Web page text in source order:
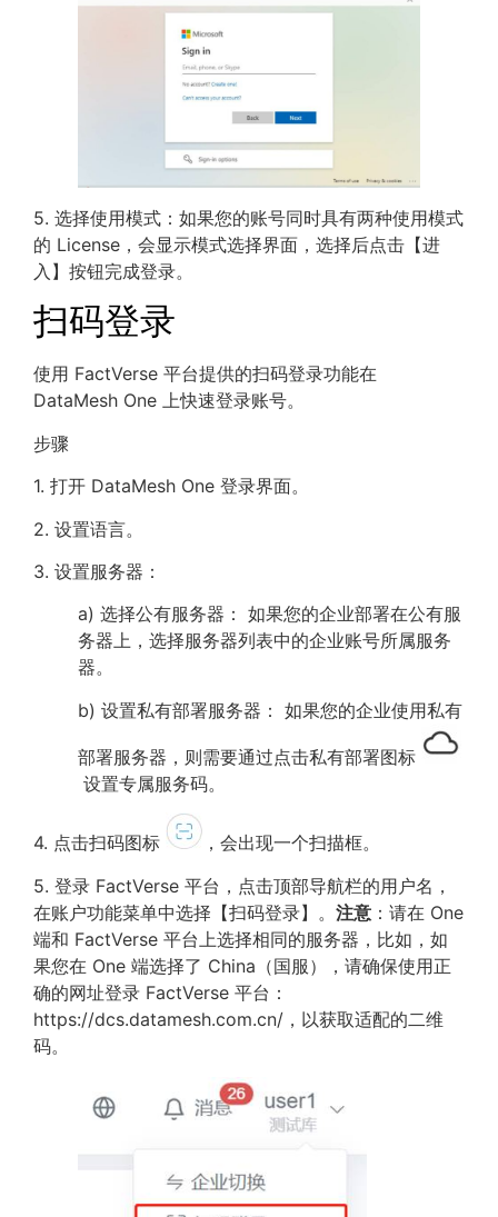
5. 选择使用模式：如果您的账号同时具有两种使用模式
的 License，会显示模式选择界面，选择后点击【进
入】按钮完成登录。
扫码登录
使用 FactVerse 平台提供的扫码登录功能在
DataMesh One 上快速登录账号。
步骤
1. 打开 DataMesh One 登录界面。
2. 设置语言。
3. 设置服务器：
a) 选择公有服务器： 如果您的企业部署在公有服
务器上，选择服务器列表中的企业账号所属服务
器。
b) 设置私有部署服务器： 如果您的企业使用私有
部署服务器，则需要通过点击私有部署图标
设置专属服务码。
4. 点击扫码图标
，会出现一个扫描框。
5. 登录 FactVerse 平台，点击顶部导航栏的用户名，
在账户功能菜单中选择【扫码登录】。 注意 ：请在 One
端和 FactVerse 平台上选择相同的服务器，比如，如
果您在 One 端选择了 China（国服），请确保使用正
确的网址登录 FactVerse 平台：
https://dcs.datamesh.com.cn/，以获取适配的二维
码。